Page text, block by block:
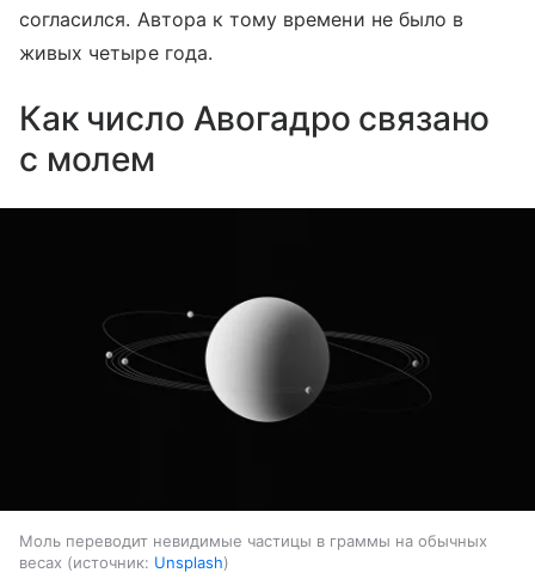
согласился. Автора к тому времени не было в
живых четыре года.
Как число Авогадро связано
с молем
Моль переводит невидимые частицы в граммы на обычных
весах
источник: Unsplash